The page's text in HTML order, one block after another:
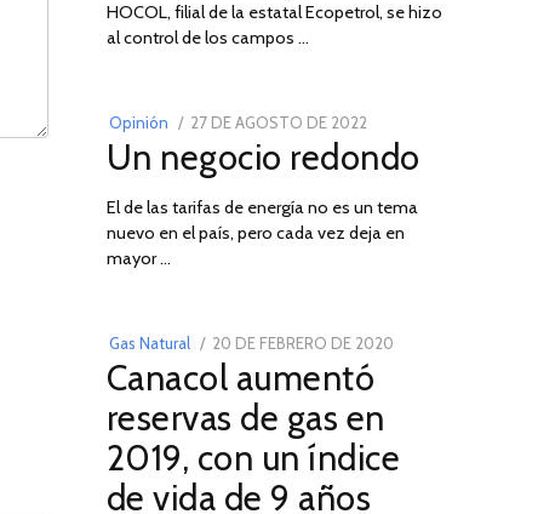
HOCOL, filial de la estatal Ecopetrol, se hizo
al control de los campos …
Opinión
POSTED
ON
27 DE AGOSTO DE 202230
DE
DE
2022
Un negocio redondo
El de las tarifas de energía no es un tema
nuevo en el país, pero cada vez deja en
mayor …
03
Gas Natural
POSTED
ON
20 DE FEBRERO DE 2020
2025
Canacol aumentó
reservas de gas en
2019, con un índice
de vida de 9 años